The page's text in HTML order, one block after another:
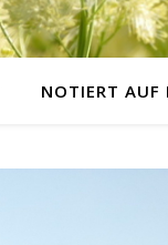
NOTIERT AUF